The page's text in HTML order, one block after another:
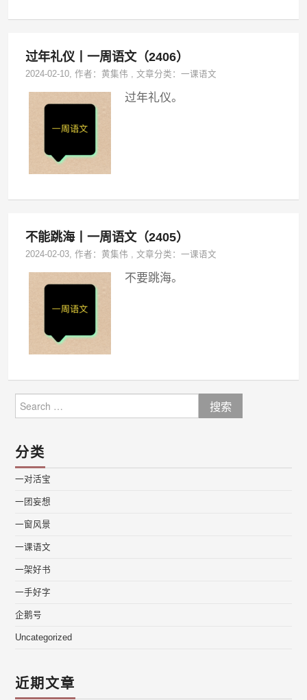
过年礼仪丨一周语文（2406）
2024-02-10, 作者：黄集伟 ,文章分类：一课语文
过年礼仪。
不能跳海丨一周语文（2405）
2024-02-03, 作者：黄集伟 ,文章分类：一课语文
不要跳海。
for:
分类
一对活宝
一团妄想
一窗风景
一课语文
一架好书
一手好字
企鹅号
Uncategorized
近期文章